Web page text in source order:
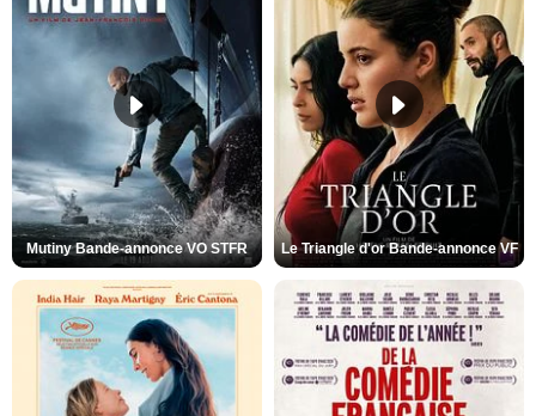
Mutiny Bande-annonce VO STFR Le Triangle d'or Bande-annonce VF